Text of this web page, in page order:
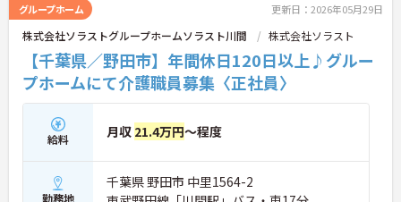
グループホーム 更新日：2026年05月29日
株式会社ソラストグループホームソラスト川間 株式会社ソラスト
【千葉県／野田市】年間休日120日以上♪グルー
プホームにて介護職員募集〈正社員〉
給料 月収 21.4万円～程度
勤務地
千葉県 野田市 中里1564-2